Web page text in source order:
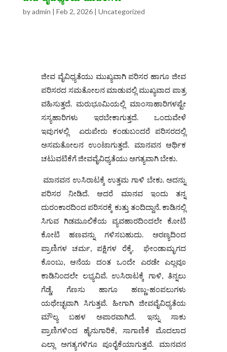
byadmin | Feb 2, 2026| Uncategorized
ಜೀವ ವೈವಿಧ್ಯತೆಯು ಮುಖ್ಯವಾಗಿ ಪರಿಸರ ಹಾಗೂ ಜೀವ
ಪರಿಸರದ ಸಮತೋಲನ ಮಾಡುವಲ್ಲಿ ಮುಖ್ಯವಾದ ಪಾತ್ರ
ವಹಿಸುತ್ತದೆ. ಮರುಭೂಮಿಯಲ್ಲಿ ಮಾಂಸಾಹಾರಿಗಳಷ್ಟೇ
ಸಸ್ಯಹಾರಿಗಳು ಇರಬೇಕಾಗುತ್ತದೆ. ಒಂದುವೇಳೆ
ಇವುಗಳಲ್ಲಿ ಏರುಪೇರು ಕಂಡುಬಂದರೆ ಪರಿಸರದಲ್ಲಿ
ಅಸಮತೋಲನ ಉಂಟಾಗುತ್ತದೆ. ಮಾನವನ ಆರ್ಥಿಕ
ಚಟುವಟಿಕೆಗೆ ಜೀವವೈವಿಧ್ಯತೆಯು ಅಗತ್ಯವಾಗಿ ಬೇಕು.
ಮಾನವನ ಉಸಿರಾಟಕ್ಕೆ ಉತ್ತಮ ಗಾಳಿ ಬೇಕು. ಅದನ್ನು
ಪರಿಸರ ನೀಡಿದೆ. ಆದರೆ ಮಾನವ ಇಂದು ತನ್ನ
ದುರಂಕಾರದಿಂದ ಪರಿಸರಕ್ಕೆ ಕುತ್ತು ತಂದಿದ್ದಾನೆ. ಕಾಡಿನಲ್ಲಿ
ಸಿಗುವ ಗಿಡಮೂಲಿಕೆಯ ವ್ಯವಹಾರದಿಂದಲೇ ಕೋಟಿ
ಕೋಟಿ ಹಣವನ್ನು ಗಳಿಸಬಹುದು. ಅರಣ್ಯದಿಂದ
ಪ್ರಾಣಿಗಳ ಚರ್ಮ, ಪಕ್ಷಿಗಳ ರೆಕ್ಕೆ, ಘೇಂಡಾಮೃಗದ
ಕೊಂಬು, ಆನೆಯ ದಂತ ಒಂದೇ ಎರಡೇ ಎಲ್ಲವೂ
ಕಾಡಿನಿಂದಲೇ ಲಭ್ಯವಿವೆ. ಉಸಿರಾಟಕ್ಕೆ ಗಾಳಿ, ತಿನ್ನಲು
ಗೆಡ್ಡೆ, ಗೆಣಸು ಹಾಗೂ ಹಣ್ಣು-ಹಂಪಲುಗಳು
ಯಥೇಚ್ಛವಾಗಿ ಸಿಗುತ್ತವೆ. ಹೀಗಾಗಿ ಜೀವವೈವಿಧ್ಯತೆಯ
ಮೌಲ್ಯ ಬಹಳ ಅಪಾರವಾಗಿದೆ. ಇನ್ನು ಸಾಕು
ಪ್ರಾಣಿಗಳಿಂದ ಹೈನುಗಾರಿಕೆ, ಸಾಗಾಣಿಕೆ ಮೊದಲಾದ
ಎಲ್ಲಾ ಅಗತ್ಯಗಳಿಗೂ ಪೂರೈಕೆಯಾಗುತ್ತವೆ. ಮಾನವನ